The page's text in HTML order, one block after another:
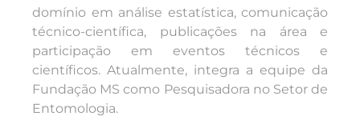
domínio em análise estatística, comunicação
técnico-científica, publicações na área e
participação em eventos técnicos e
científicos. Atualmente, integra a equipe da
Fundação MS como Pesquisadora no Setor de
Entomologia.